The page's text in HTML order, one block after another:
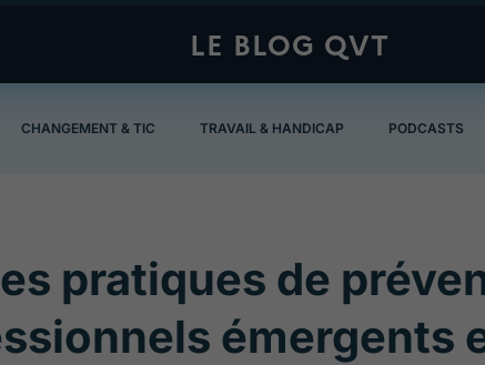
LE BLOG QVT
CHANGEMENT & TIC TRAVAIL & HANDICAP PODCASTS
pratiques de
émergents